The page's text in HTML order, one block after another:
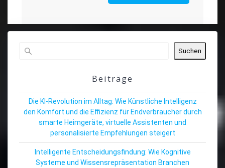
Suchen
Beiträge
Die KI-Revolution im Alltag: Wie Künstliche Intelligenz
den Komfort und die Effizienz für Endverbraucher durch
smarte Heimgeräte, virtuelle Assistenten und
personalisierte Empfehlungen steigert
Intelligente Entscheidungsfindung: Wie Kognitive
Systeme und Wissensrepräsentation Branchen